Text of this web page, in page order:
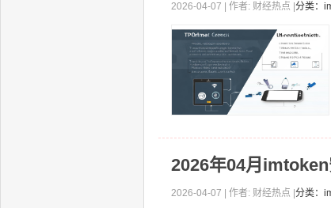
2026-04-07 | 作者: 财经热点 | 分类：
2026年04月
2026-04-07 | 作者: 财经热点 | 分类：